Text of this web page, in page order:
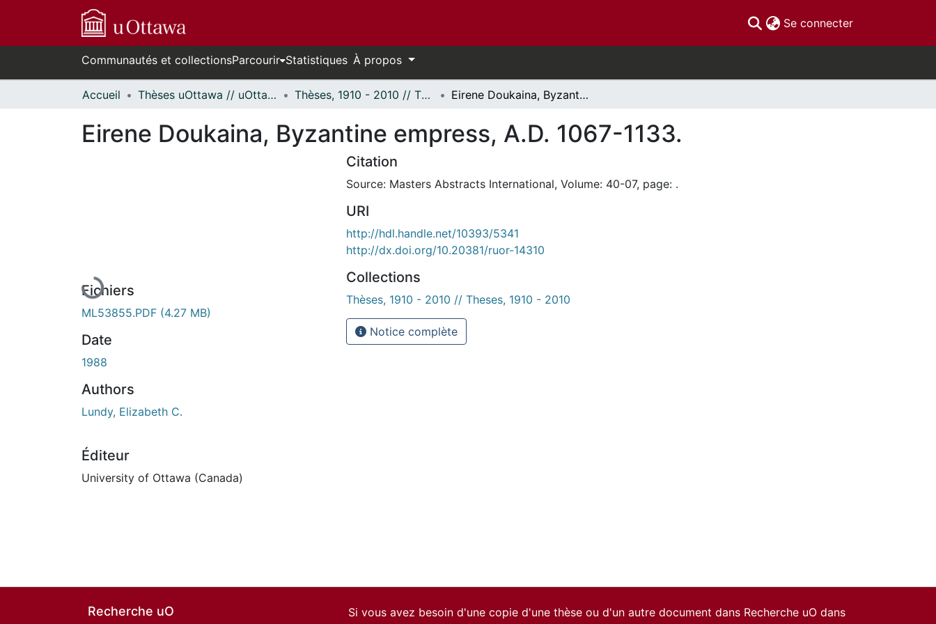
Se connecter(current)
Communautés et collectionsParcourir Statistiques À propos
Accueil Thèses uOttawa // uOttawa Theses Thèses, 1910 - 2010 // Theses, 1910 - 2010 Eirene Doukaina, Byzantine empress, A.D. 1067-1133.
Eirene Doukaina, Byzantine empress, A.D. 1067-1133.
En cours de chargement...
Fichiers
ML53855.PDF (4.27 MB)
Date
1988
Authors
Lundy, Elizabeth C.
Éditeur
University of Ottawa (Canada)
Citation
Source: Masters Abstracts International, Volume: 40-07, page: .
URI
http://hdl.handle.net/10393/5341
http://dx.doi.org/10.20381/ruor-14310
Collections
Thèses, 1910 - 2010 // Theses, 1910 - 2010
Notice complète
Recherche uO
Si vous avez besoin d'une copie d'une thèse ou d'un autre document dans Recherche uO dans